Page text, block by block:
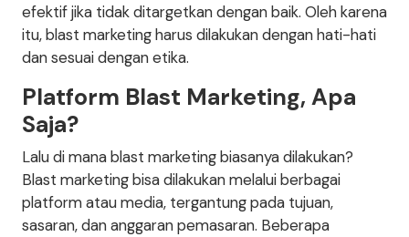
efektif jika tidak ditargetkan dengan baik. Oleh karena
itu, blast marketing harus dilakukan dengan hati-hati
dan sesuai dengan etika.
Platform Blast Marketing, Apa
Saja?
Lalu di mana blast marketing biasanya dilakukan?
Blast marketing bisa dilakukan melalui berbagai
platform atau media, tergantung pada tujuan,
sasaran, dan anggaran pemasaran. Beberapa